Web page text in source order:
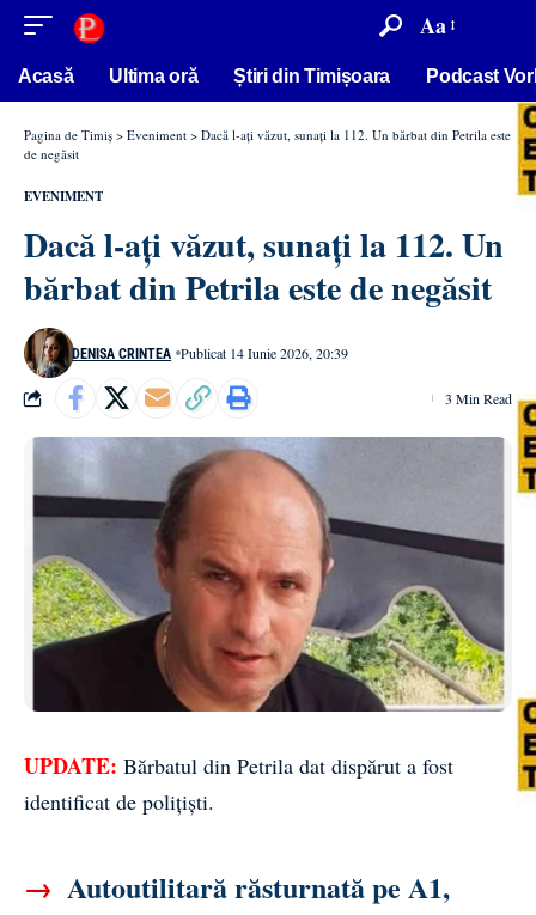
conținut Aa
Acasă Ultima oră Știri din Timișoara Podcast
Pagina de Timiș > Eveniment > Dacă l-ați văzut, sunați la 112. Un bărbat din Petrila este
de negăsit
EVENIMENT
Dacă l-ați văzut, sunați la 112. Un
bărbat din Petrila este de negăsit
DENISA CRINTEA Publicat 14 Iunie 2026, 20:39
3 Min Read
UPDATE: Bărbatul din Petrila dat dispărut a fost
identificat de polițiști.
→ Autoutilitară răsturnată pe A1,